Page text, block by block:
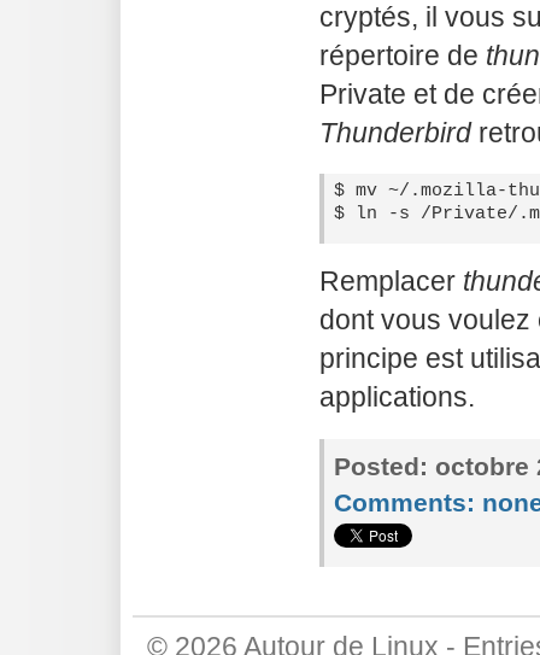
cryptés, il vous
répertoire de
Private et de
Thunderbird
$ mv ~/.mozilla-
Remplacer
dont vous
principe est
applications.
Posted: octobre
Comments:
© 2026 Autour de Linux -